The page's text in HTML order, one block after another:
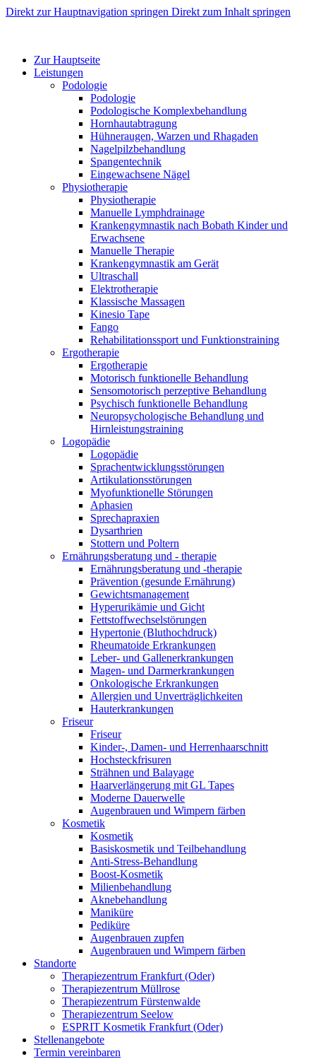
Direkt zur Hauptnavigation springen Direkt zum Inhalt springen
Zur Hauptseite
Leistungen
Podologie
Podologie
Podologische Komplexbehandlung
Hornhautabtragung
Hühneraugen, Warzen und Rhagaden
Nagelpilzbehandlung
Spangentechnik
Eingewachsene Nägel
Physiotherapie
Physiotherapie
Manuelle Lymphdrainage
Krankengymnastik nach Bobath Kinder und
Erwachsene
Manuelle Therapie
Krankengymnastik am Gerät
Ultraschall
Elektrotherapie
Klassische Massagen
Kinesio Tape
Fango
Rehabilitationssport und Funktionstraining
Ergotherapie
Ergotherapie
Motorisch funktionelle Behandlung
Sensomotorisch perzeptive Behandlung
Psychisch funktionelle Behandlung
Neuropsychologische Behandlung und
Hirnleistungstraining
Logopädie
Logopädie
Sprachentwicklungsstörungen
Artikulationsstörungen
Myofunktionelle Störungen
Aphasien
Sprechapraxien
Dysarthrien
Stottern und Poltern
Ernährungsberatung und - therapie
Ernährungsberatung und -therapie
Prävention (gesunde Ernährung)
Gewichtsmanagement
Hyperurikämie und Gicht
Fettstoffwechselstörungen
Hypertonie (Bluthochdruck)
Rheumatoide Erkrankungen
Leber- und Gallenerkrankungen
Magen- und Darmerkrankungen
Onkologische Erkrankungen
Allergien und Unverträglichkeiten
Hauterkrankungen
Friseur
Friseur
Kinder-, Damen- und Herrenhaarschnitt
Hochsteckfrisuren
Strähnen und Balayage
Haarverlängerung mit GL Tapes
Moderne Dauerwelle
Augenbrauen und Wimpern färben
Kosmetik
Kosmetik
Basiskosmetik und Teilbehandlung
Anti-Stress-Behandlung
Boost-Kosmetik
Milienbehandlung
Aknebehandlung
Maniküre
Pediküre
Augenbrauen zupfen
Augenbrauen und Wimpern färben
Standorte
Therapiezentrum Frankfurt (Oder)
Therapiezentrum Müllrose
Therapiezentrum Fürstenwalde
Therapiezentrum Seelow
ESPRIT Kosmetik Frankfurt (Oder)
Stellenangebote
Termin vereinbaren